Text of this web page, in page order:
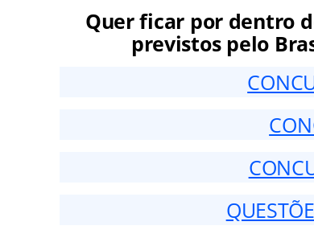
Quer ficar por dentro
previstos pelo